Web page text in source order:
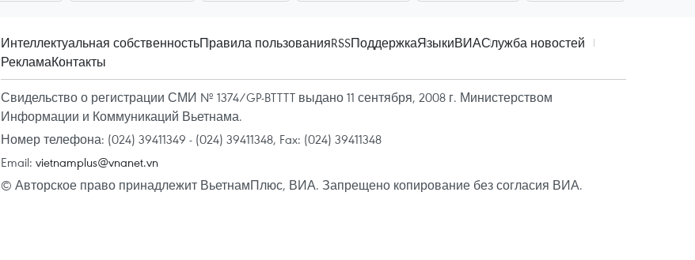
Интеллектуальная собственностьПравила пользованияRSSПоддержкаЯзыкиВИАСлужба новостей
РекламаКонтакты
Свидельство о регистрации СМИ № 1374/GP-BTTTT выдано 11 сентября, 2008 г. Министерством
Информации и Коммуникаций Вьетнама.
Номер телефона: (024) 39411349 - (024) 39411348, Fax: (024) 39411348
Email: vietnamplus@vnanet.vn
© Авторское право принадлежит ВьетнамПлюс, ВИА. Запрещено копирование без согласия ВИА.